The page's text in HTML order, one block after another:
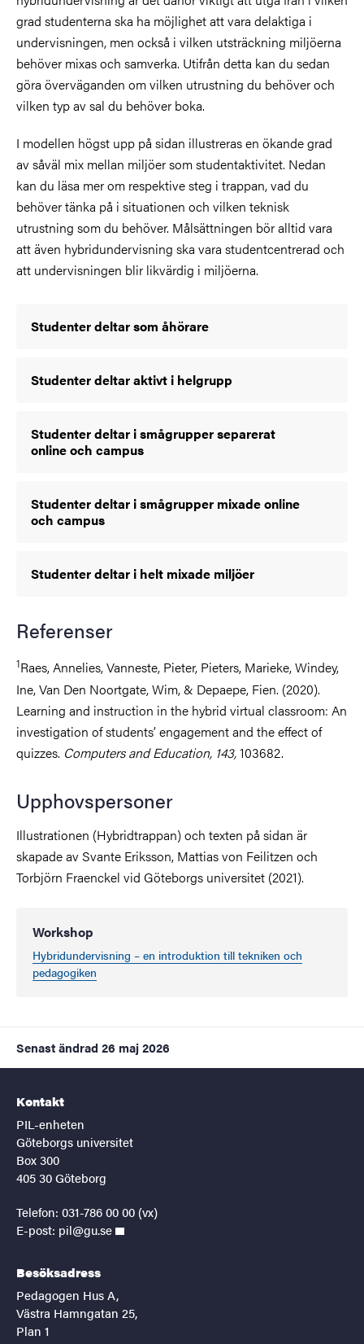
grad studenterna ska ha möjlighet att vara delaktiga i
undervisningen, men också i vilken utsträckning miljöerna
behöver mixas och samverka. Utifrån detta kan du sedan
göra överväganden om vilken utrustning du behöver och
vilken typ av sal du behöver boka.
I modellen högst upp på sidan illustreras en ökande grad
av såväl mix mellan miljöer som studentaktivitet. Nedan
kan du läsa mer om respektive steg i trappan, vad du
behöver tänka på i situationen och vilken teknisk
utrustning som du behöver. Målsättningen bör alltid vara
att även hybridundervisning ska vara studentcentrerad och
att undervisningen blir likvärdig i miljöerna.
Studenter deltar som åhörare
Studenter deltar aktivt i helgrupp
Studenter deltar i smågrupper separerat
online och campus
Studenter deltar i smågrupper mixade online
och campus
Studenter deltar i helt mixade miljöer
Referenser
1Raes, Annelies, Vanneste, Pieter, Pieters, Marieke, Windey,
Ine, Van Den Noortgate, Wim, & Depaepe, Fien. (2020).
Learning and instruction in the hybrid virtual classroom: An
investigation of students’ engagement and the effect of
quizzes. Computers and Education, 143,103682.
Upphovspersoner
Illustrationen (Hybridtrappan) och texten på sidan är
skapade av Svante Eriksson, Mattias von Feilitzen och
Torbjörn Fraenckel vid Göteborgs universitet (2021).
Workshop
Hybridundervisning – en introduktion till tekniken och
pedagogiken
Senast ändrad 26 maj 2026
Kontakt
PIL-enheten
Göteborgs universitet
Box 300
405 30 Göteborg
Telefon: 031-786 00 00 (vx)
E-post: pil@gu.se
Besöksadress
Pedagogen Hus A,
Västra Hamngatan 25,
Plan 1